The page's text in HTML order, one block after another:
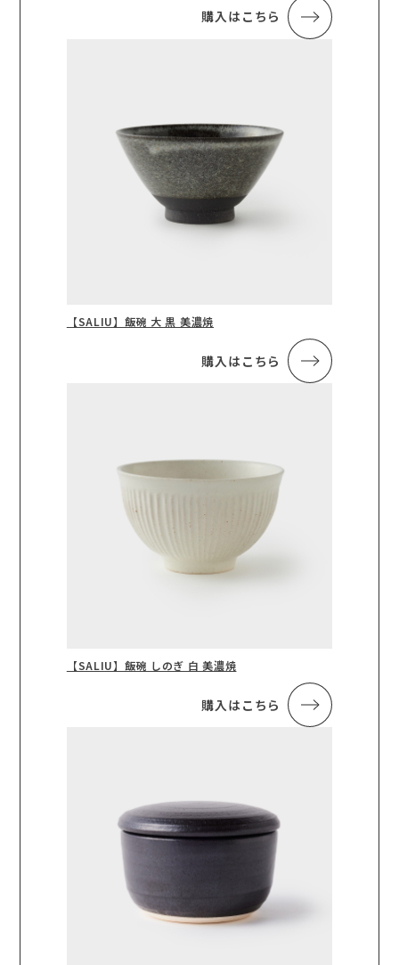
購入はこちら
【SALIU】飯碗 大 黒 美濃焼
購入はこちら
【SALIU】飯碗 しのぎ 白 美濃焼
購入はこちら